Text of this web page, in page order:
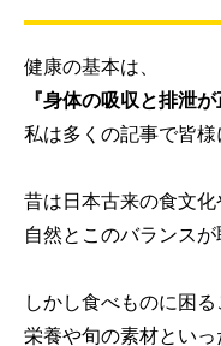
健康の基本は、
『身体の吸収と排泄
私は多くの記事で皆様
昔は日本古来の食文化
自然とこのバランスが
しかし食べものに困る
栄養や旬の素材といっ